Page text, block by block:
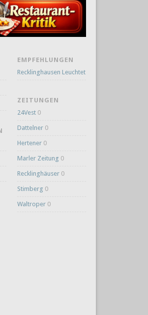
EMPFEHLUNGEN
Recklinghausen Leuchtet
ZEITUNGEN
24Vest 0
Dattelner 0
Hertener 0
Marler Zeitung 0
Recklinghäuser 0
Stimberg 0
Waltroper 0